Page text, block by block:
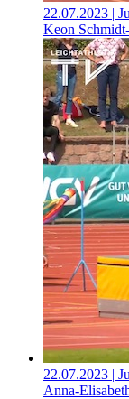
22.07.2023 |
Keon
22.07.2023 |
Anna-